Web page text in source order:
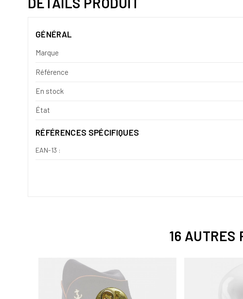
GÉNÉRAL
Marque
Référence
En stock
État
RÉFÉRENCES SPÉCIFIQUES
EAN-13 :
16 AUTRES